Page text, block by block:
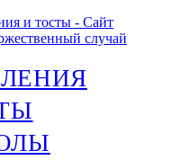
и тосты - Сайт
случай